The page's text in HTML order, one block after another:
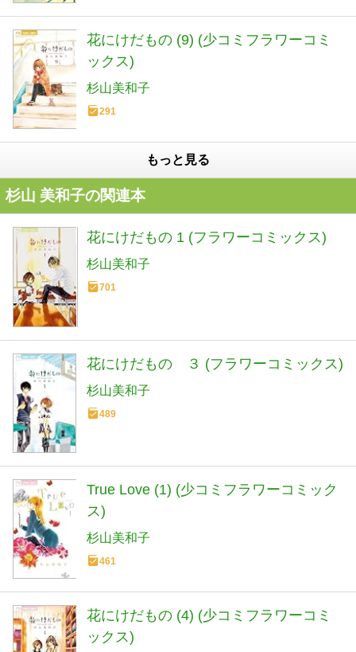
花にけだもの (9) (少コミフラワーコミ
ックス)
杉山美和子
291
もっと見る
杉山 美和子の関連本
花にけだもの 1 (フラワーコミックス)
杉山美和子
701
花にけだもの ３ (フラワーコミックス)
杉山美和子
489
True Love (1) (少コミフラワーコミック
ス)
杉山美和子
461
花にけだもの (4) (少コミフラワーコミ
ックス)